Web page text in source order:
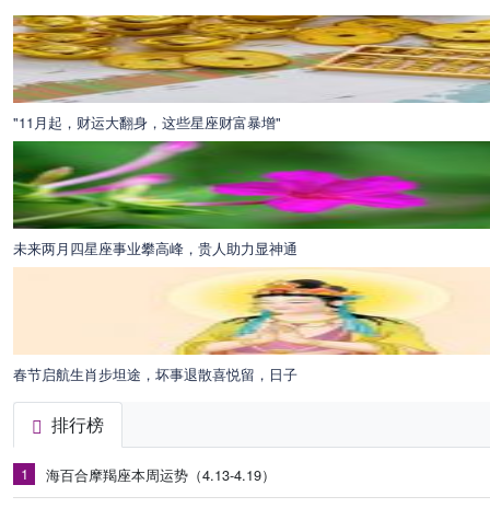
"11月起，财运大翻身，这些星座财富暴增"
未来两月四星座事业攀高峰，贵人助力显神通
春节启航生肖步坦途，坏事退散喜悦留，日子
排行榜
1 海百合摩羯座本周运势（4.13-4.19）